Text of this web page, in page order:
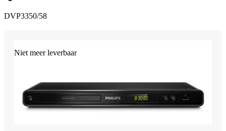
DVP3350/58
Niet meer leverbaar